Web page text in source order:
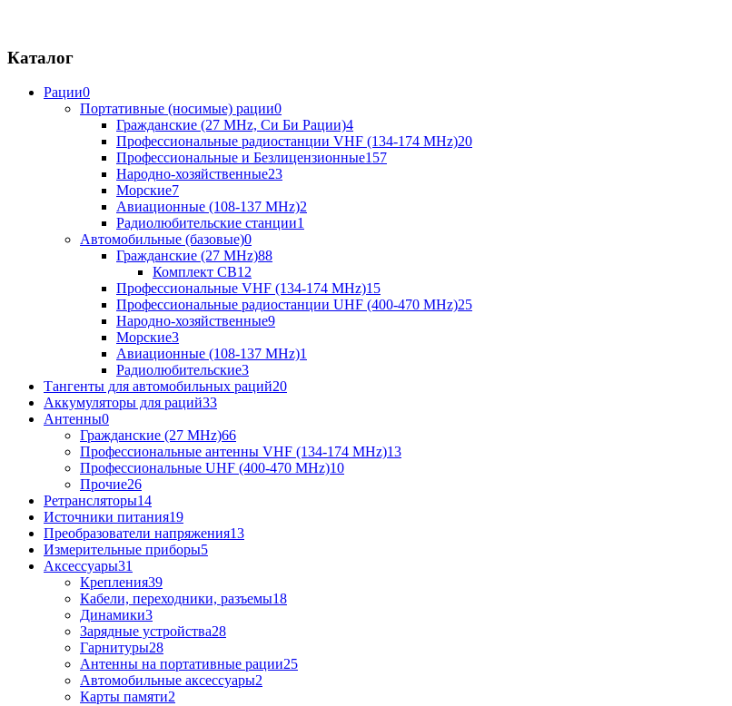
Каталог
Рации0
Портативные (носимые) рации0
Гражданские (27 MHz, Си Би Рации)4
Профессиональные радиостанции VHF (134-174 MHz)20
Профессиональные и Безлицензионные157
Народно-хозяйственные23
Морские7
Авиационные (108-137 MHz)2
Радиолюбительские станции1
Автомобильные (базовые)0
Гражданские (27 MHz)88
Комплект CB12
Профессиональные VHF (134-174 MHz)15
Профессиональные радиостанции UHF (400-470 MHz)25
Народно-хозяйственные9
Морские3
Авиационные (108-137 MHz)1
Радиолюбительские3
Тангенты для автомобильных раций20
Аккумуляторы для раций33
Антенны0
Гражданские (27 MHz)66
Профессиональные антенны VHF (134-174 MHz)13
Профессиональные UHF (400-470 MHz)10
Прочие26
Ретрансляторы14
Источники питания19
Преобразователи напряжения13
Измерительные приборы5
Аксессуары31
Крепления39
Кабели, переходники, разъемы18
Динамики3
Зарядные устройства28
Гарнитуры28
Антенны на портативные рации25
Автомобильные аксессуары2
Карты памяти2